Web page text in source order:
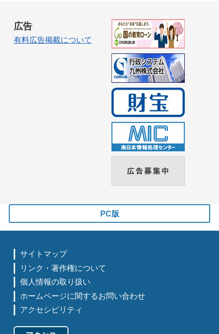
広告
有料広告掲載について
PC版
サイトマップ
リンク・著作権について
個人情報の取り扱い
ホームページに関するお問い合わせ
アクセシビリティ